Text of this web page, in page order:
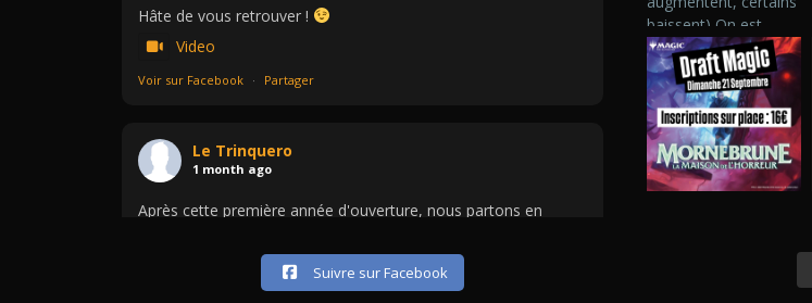
Hâte de vous retrouver !
Video
Voir sur Facebook · Partager
Le Trinquero
1 month ago
Après cette première année d'ouverture, nous partons en
Suivre sur Facebook